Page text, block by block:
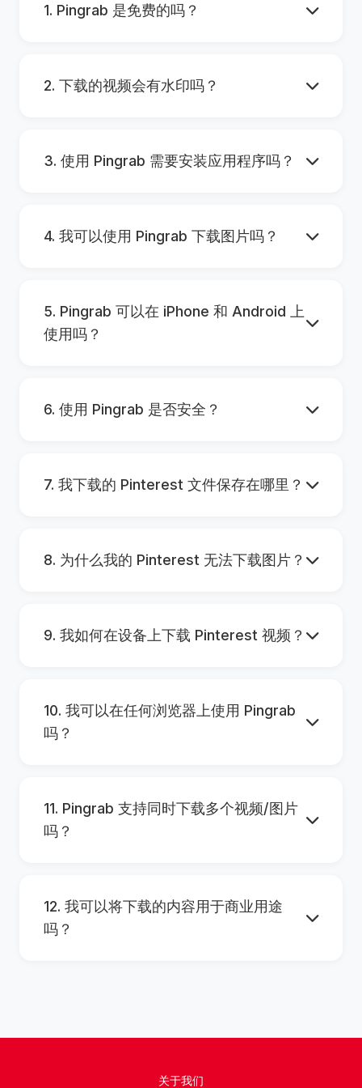
1. Pingrab 是免费的吗？
2. 下载的视频会有水印吗？
3. 使用 Pingrab 需要安装应用程序吗？
4. 我可以使用 Pingrab 下载图片吗？
5. Pingrab 可以在 iPhone 和 Android 上
使用吗？
6. 使用 Pingrab 是否安全？
7. 我下载的 Pinterest 文件保存在哪里？
8. 为什么我的 Pinterest 无法下载图片？
9. 我如何在设备上下载 Pinterest 视频？
10. 我可以在任何浏览器上使用 Pingrab
吗？
11. Pingrab 支持同时下载多个视频/图片
吗？
12. 我可以将下载的内容用于商业用途
吗？
关于我们